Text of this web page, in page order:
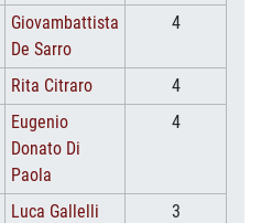
Giovambattista
De Sarro
4
Rita Citraro
4
Eugenio
Donato Di
Paola
4
Luca Gallelli 3